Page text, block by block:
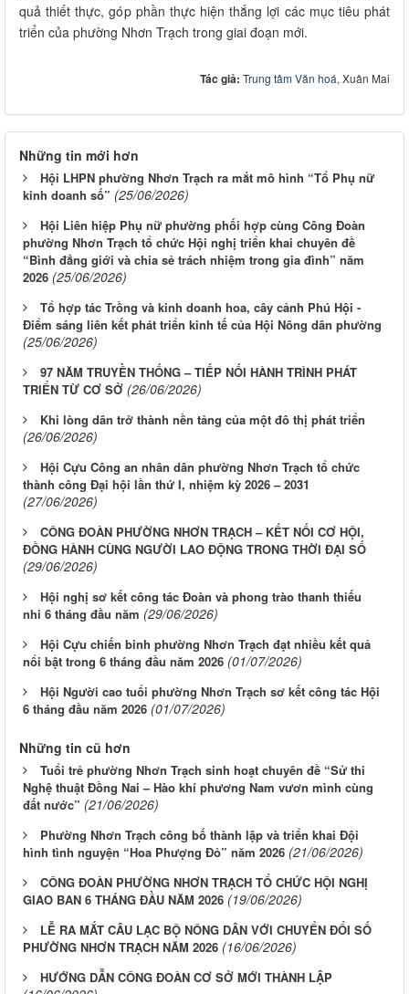
quả thiết thực, góp phần thực hiện thắng lợi các mục tiêu phát
triển của phường Nhơn Trạch trong giai đoạn mới.
Tác giả: Trung tâm Văn hoá, Xuân Mai
Những tin mới hơn
Hội LHPN phường Nhơn Trạch ra mắt mô hình “Tổ Phụ nữ
kinh doanh số” (25/06/2026)
Hội Liên hiệp Phụ nữ phường phối hợp cùng Công Đoàn
phường Nhơn Trạch tổ chức Hội nghị triển khai chuyên đề
“Bình đẳng giới và chia sẻ trách nhiệm trong gia đình” năm
2026 (25/06/2026)
Tổ hợp tác Trồng và kinh doanh hoa, cây cảnh Phú Hội -
Điểm sáng liên kết phát triển kinh tế của Hội Nông dân phường
(25/06/2026)
97 NĂM TRUYỀN THỐNG – TIẾP NỐI HÀNH TRÌNH PHÁT
TRIỂN TỪ CƠ SỞ (26/06/2026)
Khi lòng dân trở thành nền tảng của một đô thị phát triển
(26/06/2026)
Hội Cựu Công an nhân dân phường Nhơn Trạch tổ chức
thành công Đại hội lần thứ I, nhiệm kỳ 2026 – 2031
(27/06/2026)
CÔNG ĐOÀN PHƯỜNG NHƠN TRẠCH – KẾT NỐI CƠ HỘI,
ĐỒNG HÀNH CÙNG NGƯỜI LAO ĐỘNG TRONG THỜI ĐẠI SỐ
(29/06/2026)
Hội nghị sơ kết công tác Đoàn và phong trào thanh thiếu
nhi 6 tháng đầu năm (29/06/2026)
Hội Cựu chiến binh phường Nhơn Trạch đạt nhiều kết quả
nổi bật trong 6 tháng đầu năm 2026 (01/07/2026)
Hội Người cao tuổi phường Nhơn Trạch sơ kết công tác Hội
6 tháng đầu năm 2026 (01/07/2026)
Những tin cũ hơn
Tuổi trẻ phường Nhơn Trạch sinh hoạt chuyên đề “Sử thi
Nghệ thuật Đồng Nai – Hào khí phương Nam vươn mình cùng
đất nước” (21/06/2026)
Phường Nhơn Trạch công bố thành lập và triển khai Đội
hình tình nguyện “Hoa Phượng Đỏ” năm 2026 (21/06/2026)
CÔNG ĐOÀN PHƯỜNG NHƠN TRẠCH TỔ CHỨC HỘI NGHỊ
GIAO BAN 6 THÁNG ĐẦU NĂM 2026 (19/06/2026)
LỄ RA MẮT CÂU LẠC BỘ NÔNG DÂN VỚI CHUYỂN ĐỔI SỐ
PHƯỜNG NHƠN TRẠCH NĂM 2026 (16/06/2026)
HƯỚNG DẪN CÔNG ĐOÀN CƠ SỞ MỚI THÀNH LẬP